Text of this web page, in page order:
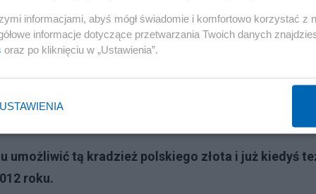
które zwiększa zaufanie do polskiej
polskie zasoby złota czyli w prostej linii należy
UE i jej Europejski Bank Centralny.
umożliwić tą kradzież polskiego złota i już kiedyś
roku.
informacjami, abyś mógł świadomie i komfortowo korzystać z
informacje dotyczące przetwarzania Twoich danych
oraz po kliknięciu w „Ustawienia”.
USTAWIENIA